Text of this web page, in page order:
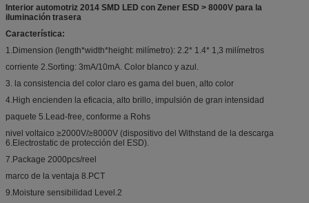
Interior automotriz 2014 SMD LED con Zener ESD > 8000V para la
iluminación trasera
Característica:
1.Dimension (length*width*height: milímetro): 2.2* 1.4* 1,3 milímetros
corriente 2.Sorting: 3mA/10mA. Color blanco y azul.
3. la consistencia del color claro es gama del buen, alto color
4.High encienden la eficacia, alto brillo, impulsión de gran intensidad
paquete 5.Lead-free, conforme a Rohs
nivel voltaico ≥2000V/≥8000V (dispositivo del Withstand de la descarga
6.Electrostatic de protección del ESD).
7.Package 2000pcs/reel
marco de la ventaja 8.PCT
9.Moisture sensibilidad Level.2